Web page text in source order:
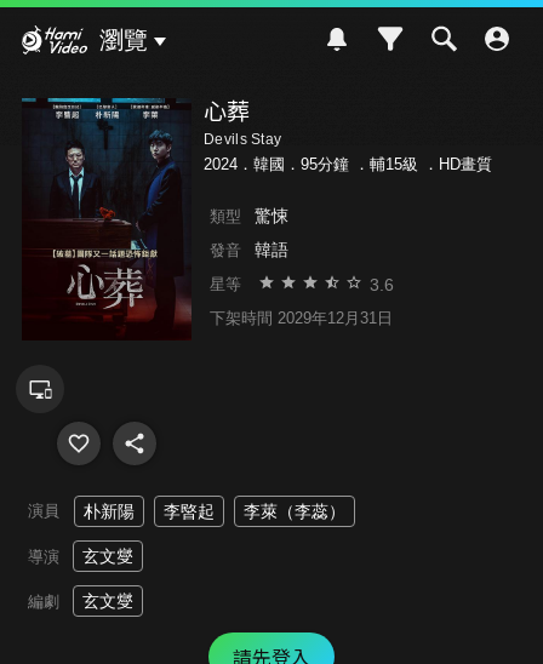
瀏覽
心葬
Devils Stay
2024．韓國．95分鐘 ． 輔15級 ．HD畫質
類型 驚悚
發音 韓語
星等 3.6
下架時間 2029年12月31日
演員 朴新陽 李暋起 李萊（李蕊）
導演 玄文燮
編劇 玄文燮
請先登入